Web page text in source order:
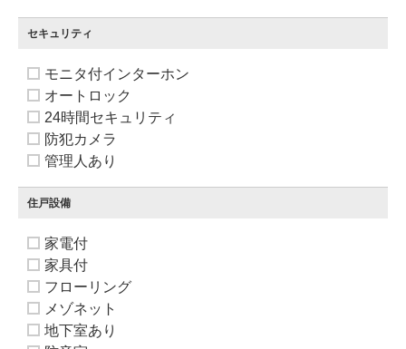
セキュリティ
モニタ付インターホン
オートロック
24時間セキュリティ
防犯カメラ
管理人あり
住戸設備
家電付
家具付
フローリング
メゾネット
地下室あり